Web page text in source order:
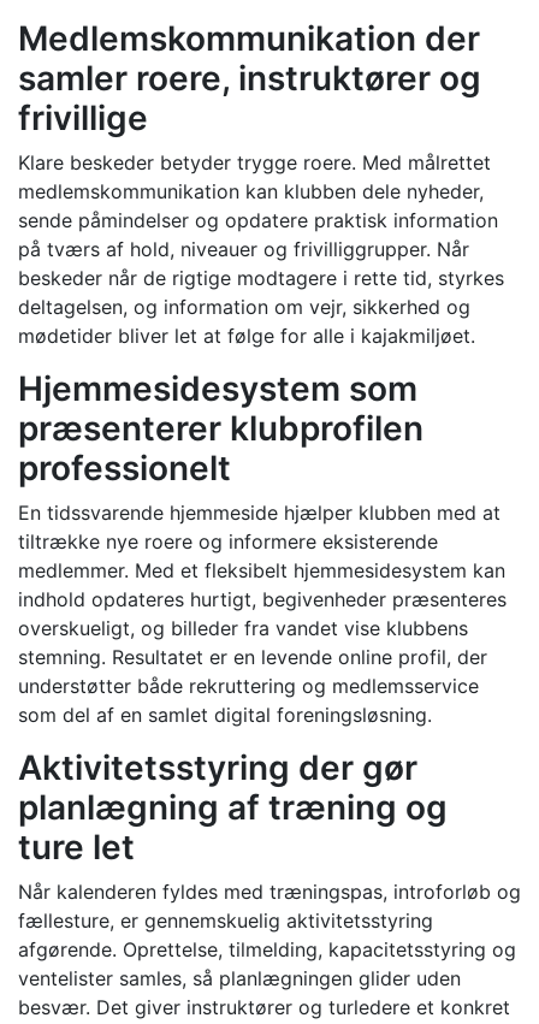
Medlemskommunikation der
samler roere, instruktører og
frivillige
Klare beskeder betyder trygge roere. Med målrettet
medlemskommunikation kan klubben dele nyheder,
sende påmindelser og opdatere praktisk information
på tværs af hold, niveauer og frivilliggrupper. Når
beskeder når de rigtige modtagere i rette tid, styrkes
deltagelsen, og information om vejr, sikkerhed og
mødetider bliver let at følge for alle i kajakmiljøet.
Hjemmesidesystem som
præsenterer klubprofilen
professionelt
En tidssvarende hjemmeside hjælper klubben med at
tiltrække nye roere og informere eksisterende
medlemmer. Med et fleksibelt hjemmesidesystem kan
indhold opdateres hurtigt, begivenheder præsenteres
overskueligt, og billeder fra vandet vise klubbens
stemning. Resultatet er en levende online profil, der
understøtter både rekruttering og medlemsservice
som del af en samlet digital foreningsløsning.
Aktivitetsstyring der gør
planlægning af træning og
ture let
Når kalenderen fyldes med træningspas, introforløb og
fællesture, er gennemskuelig aktivitetsstyring
afgørende. Oprettelse, tilmelding, kapacitetsstyring og
ventelister samles, så planlægningen glider uden
besvær. Det giver instruktører og turledere et konkret